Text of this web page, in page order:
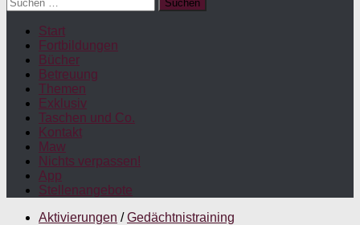
nach:
Start
Fortbildungen
Bücher
Betreuung
Themen
Exklusiv
Taschen und Co.
Kontakt
Maw
Nichts verpassen!
App
Stellenangebote
Aktivierungen / Gedächtnistraining